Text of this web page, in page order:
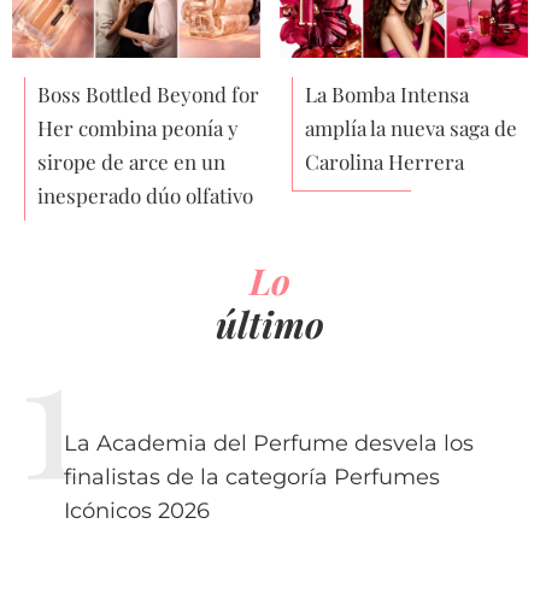
Boss Bottled Beyond for
Her combina peonía y
sirope de arce en un
inesperado dúo olfativo
La Bomba Intensa
amplía la nueva saga de
Carolina Herrera
Lo
último
La Academia del Perfume desvela los
finalistas de la categoría Perfumes
Icónicos 2026